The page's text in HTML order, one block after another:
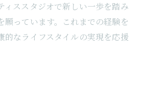
ィススタジオで新しい一歩を踏み
願っています。これまでの経験を
的なライフスタイルの実現を応援